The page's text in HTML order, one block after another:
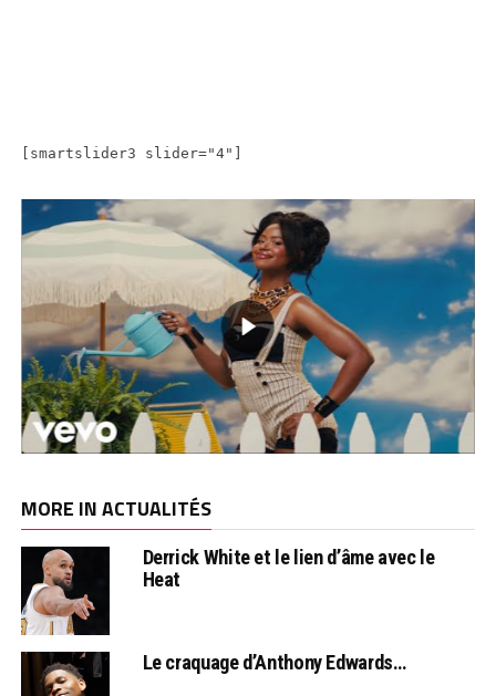
[smartslider3 slider="4"]
MORE IN ACTUALITÉS
Derrick White et le lien d’âme avec le
Heat
Le craquage d’Anthony Edwards…